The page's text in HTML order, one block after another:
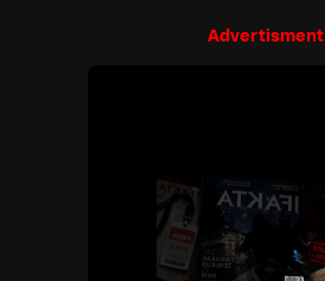
Advertisment